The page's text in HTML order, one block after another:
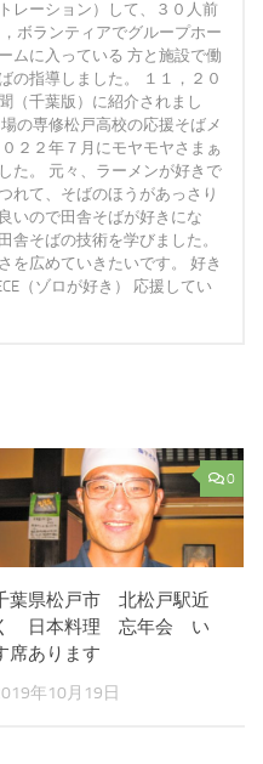
レーション）して、３０人前
ボランティアでグループホー
ムに入っている 方と施設で働
の指導しました。 １１，２０
（千葉版）に紹介されまし
の専修松戸高校の応援そばメ
２２年７月にモヤモヤさまぁ
た。 元々、ラーメンが好きで
れて、そばのほうがあっさり
いので田舎そばが好きにな
舎そばの技術を学びました。
を広めていきたいです。 好き
（ゾロが好き） 応援してい
0
葉県松戸市 北松戸駅近
日本料理 忘年会 い
席あります
年10月19日